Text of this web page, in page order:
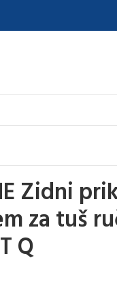
Zidni
za tuš
Q